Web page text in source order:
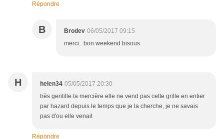
Répondre
B Brodev 06/05/2017 09:15
merci.. bon weekend bisous
H helen34 05/05/2017 20:30
très gentille ta mercière elle ne vend pas cette grille en entier
par hazard depuis le temps que je la cherche, je ne savais
pas d'ou elle venait
Répondre